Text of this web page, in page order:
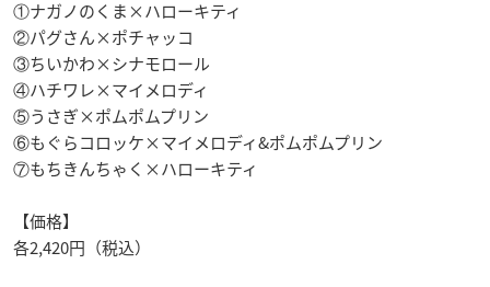
①ナガノのくま×ハローキティ
②パグさん×ポチャッコ
③ちいかわ×シナモロール
④ハチワレ×マイメロディ
⑤うさぎ×ポムポムプリン
⑥もぐらコロッケ×マイメロディ&ポムポムプリン
⑦もちきんちゃく×ハローキティ
【価格】
各2,420円（税込）